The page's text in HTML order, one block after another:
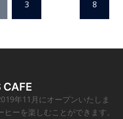
3 8
CAFE
年11月にオープンいたしま
ーを楽しむことができます。